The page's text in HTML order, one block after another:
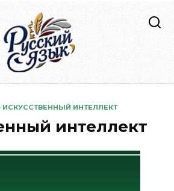
ИСКУССТВЕННЫЙ ИНТЕЛЛЕКТ
интеллект